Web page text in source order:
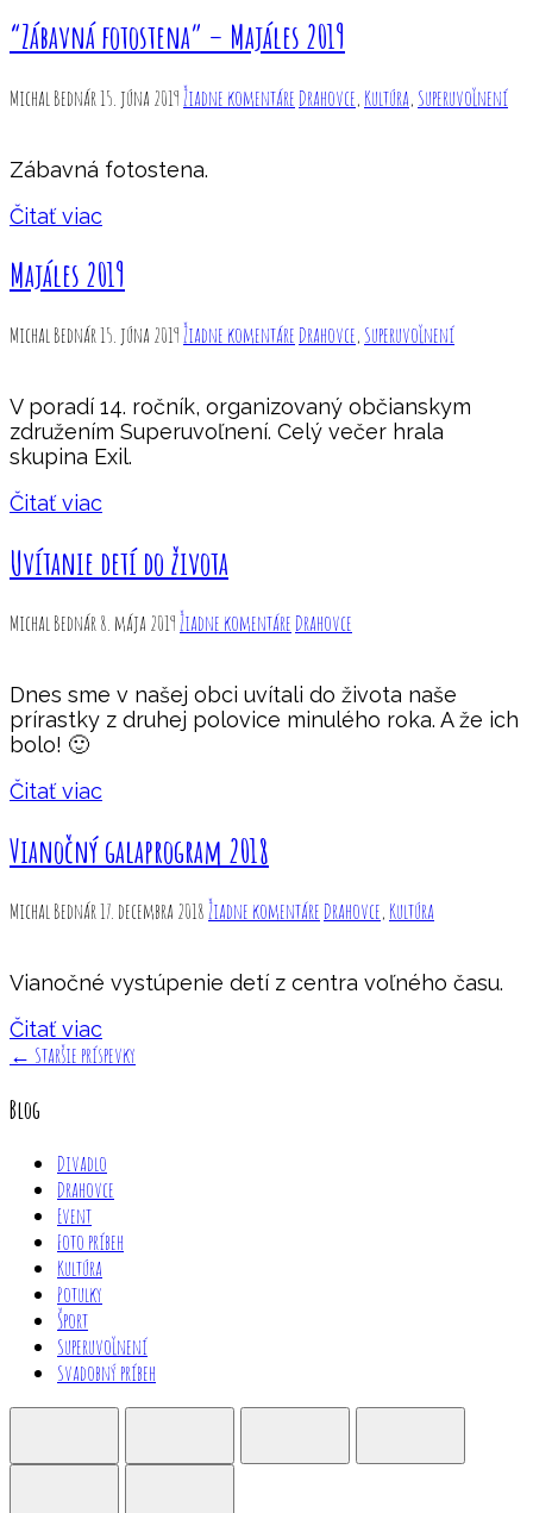
“Zábavná fotostena” – Majáles 2019
Michal Bednár15. júna 2019 Žiadne komentáre Drahovce, Kultúra, Superuvoľnení
Zábavná fotostena.
Čitať viac
Majáles 2019
Michal Bednár15. júna 2019Žiadne komentáre Drahovce, Superuvoľnení
V poradí 14. ročník, organizovaný občianskym
združením Superuvoľnení. Celý večer hrala
skupina Exil.
Čitať viac
Uvítanie detí do života
Michal Bednár 8. mája 2019 Žiadne komentáre Drahovce
Dnes sme v našej obci uvítali do života naše
prírastky z druhej polovice minulého roka. A že ich
bolo! 🙂
Čitať viac
Vianočný galaprogram 2018
Michal Bednár17. decembra 2018 Žiadne komentáre Drahovce, Kultúra
Vianočné vystúpenie detí z centra voľného času.
Čitať viac
← Staršie príspevky
Blog
Divadlo
Drahovce
Event
Foto príbeh
Kultúra
Potulky
Šport
Superuvoľnení
Svadobný príbeh